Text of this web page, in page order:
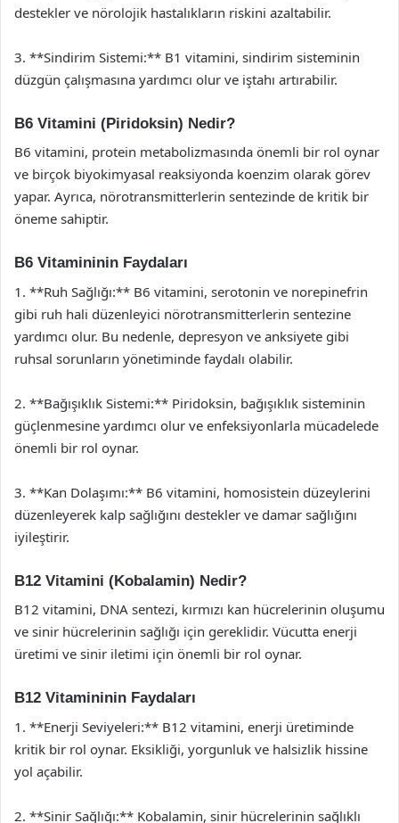
destekler ve nörolojik hastalıkların riskini azaltabilir.
3. **Sindirim Sistemi:** B1 vitamini, sindirim sisteminin
düzgün çalışmasına yardımcı olur ve iştahı artırabilir.
B6 Vitamini (Piridoksin) Nedir?
B6 vitamini, protein metabolizmasında önemli bir rol oynar
ve birçok biyokimyasal reaksiyonda koenzim olarak görev
yapar. Ayrıca, nörotransmitterlerin sentezinde de kritik bir
öneme sahiptir.
B6 Vitamininin Faydaları
1. **Ruh Sağlığı:** B6 vitamini, serotonin ve norepinefrin
gibi ruh hali düzenleyici nörotransmitterlerin sentezine
yardımcı olur. Bu nedenle, depresyon ve anksiyete gibi
ruhsal sorunların yönetiminde faydalı olabilir.
2. **Bağışıklık Sistemi:** Piridoksin, bağışıklık sisteminin
güçlenmesine yardımcı olur ve enfeksiyonlarla mücadelede
önemli bir rol oynar.
3. **Kan Dolaşımı:** B6 vitamini, homosistein düzeylerini
düzenleyerek kalp sağlığını destekler ve damar sağlığını
iyileştirir.
B12 Vitamini (Kobalamin) Nedir?
B12 vitamini, DNA sentezi, kırmızı kan hücrelerinin oluşumu
ve sinir hücrelerinin sağlığı için gereklidir. Vücutta enerji
üretimi ve sinir iletimi için önemli bir rol oynar.
B12 Vitamininin Faydaları
1. **Enerji Seviyeleri:** B12 vitamini, enerji üretiminde
kritik bir rol oynar. Eksikliği, yorgunluk ve halsizlik hissine
yol açabilir.
2. **Sinir Sağlığı:** Kobalamin, sinir hücrelerinin sağlıklı